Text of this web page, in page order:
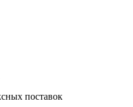
поставок